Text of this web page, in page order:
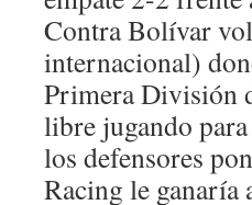
Contra Bolívar
internacional)
Primera División
libre jugando
los defensores
Racing le ganaría